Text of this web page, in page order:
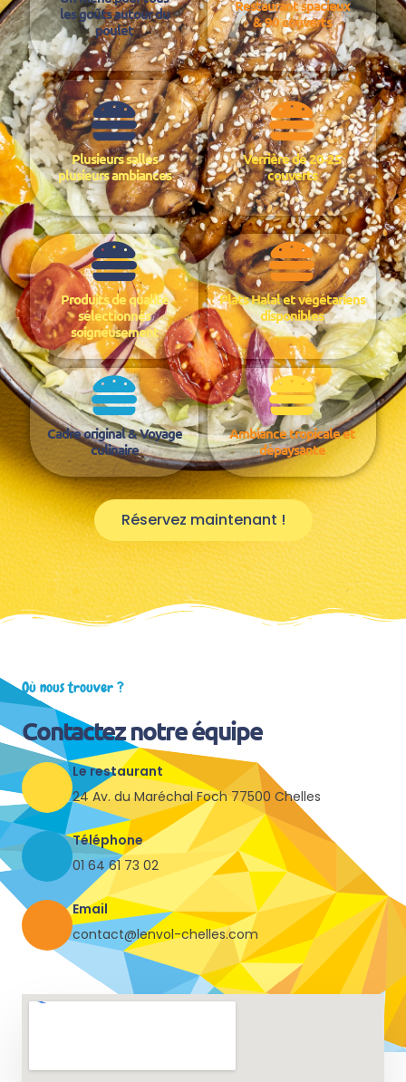
les goûts autour du
poulet
Restaurant spacieux
& 90 couverts
Plusieurs salles
plusieurs ambiances
Verrière de 20-25
couverts
Produits de qualité
sélectionnés
soigneusement
Plats Halal et végétariens
disponibles
Cadre original & Voyage
culinaire
Ambiance tropicale et
dépaysante
Réservez maintenant !
Où nous trouver ?
Contactez notre équipe
Le restaurant
24 Av. du Maréchal Foch 77500 Chelles
Téléphone
01 64 61 73 02
Email
contact@lenvol-chelles.com